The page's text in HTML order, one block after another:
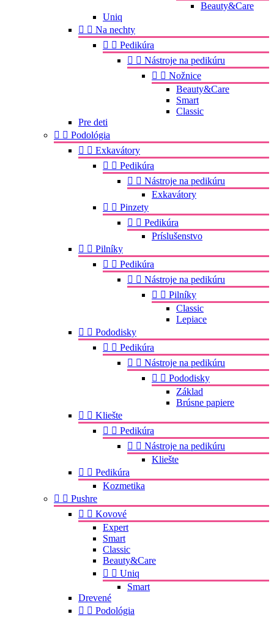
Beauty&Care
Uniq
  Na nechty
  Pedikúra
  Nástroje na pedikúru
  Nožnice
Beauty&Care
Smart
Classic
Pre deti
  Podológia
  Exkavátory
  Pedikúra
  Nástroje na pedikúru
Exkavátory
  Pinzety
  Pedikúra
Príslušenstvo
  Pilníky
  Pedikúra
  Nástroje na pedikúru
  Pilníky
Classic
Lepiace
  Pododisky
  Pedikúra
  Nástroje na pedikúru
  Pododisky
Základ
Brúsne papiere
  Kliešte
  Pedikúra
  Nástroje na pedikúru
Kliešte
  Pedikúra
Kozmetika
  Pushre
  Kovové
Expert
Smart
Classic
Beauty&Care
  Uniq
Smart
Drevené
  Podológia